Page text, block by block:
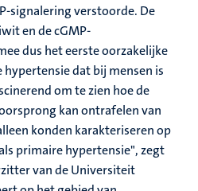
signalering verstoorde. De
en de cGMP-
dus het eerste oorzakelijke
dat bij mensen is
om te zien hoe de
kan ontrafelen van
konden karakteriseren op
primaire hypertensie", zegt
van de Universiteit